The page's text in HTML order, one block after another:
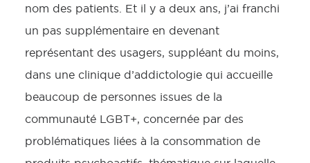
nom des patients. Et il y a deux ans, j’ai franchi
un pas supplémentaire en devenant
représentant des usagers, suppléant du moins,
dans une clinique d’addictologie qui accueille
beaucoup de personnes issues de la
communauté LGBT+, concernée par des
problématiques liées à la consommation de